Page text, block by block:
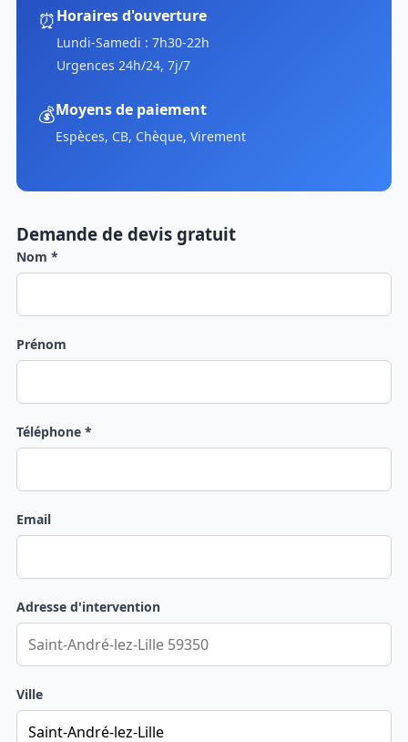
⏰Horaires d'ouverture
Lundi-Samedi : 7h30-22h
Urgences 24h/24, 7j/7
💰Moyens de paiement
Espèces, CB, Chèque, Virement
Demande de devis gratuit
Nom *
Prénom
Téléphone *
Email
Adresse d'intervention
Ville